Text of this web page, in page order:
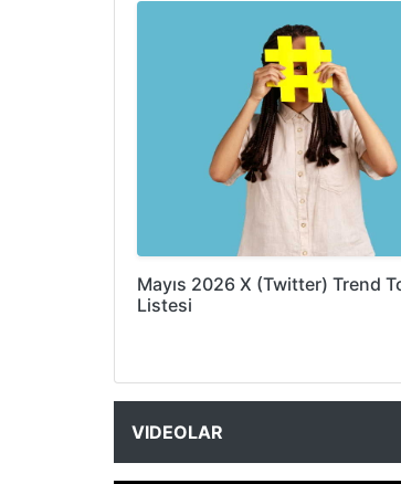
Mayıs 2026 X (Twitter) Trend
Listesi
VIDEOLAR